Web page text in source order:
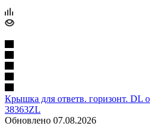
Крышка для ответв. горизонт. DL
38363ZL
Обновлено 07.08.2026